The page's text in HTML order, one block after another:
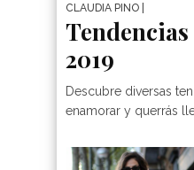
10
Para
Y
CLAUDIA PINO
2019
Descubre diversas
enamorar y querrás